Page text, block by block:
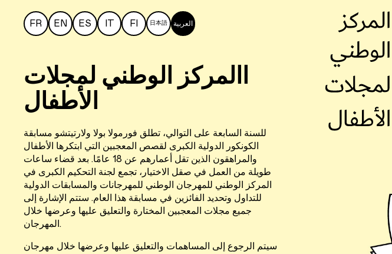
FR EN ES IT FI 日本語 العربية
االمركز الوطني لمجلات
الأطفال
للسنة السابعة على التوالي، تطلق فورمولا بولا ولارتيتشو مسابقة
الكونكور الدولية الكبرى لقصص المعجبين التي ابتكرها الأطفال
والمراهقون الذين تقل أعمارهم عن 18 عامًا. بعد قضاء ساعات
طويلة من العمل في صقل الاختيار، تجمع لجنة التحكيم الكبرى في
المركز الوطني للمهرجان الوطني للمهرجانات والمسابقات الدولية
للتداول وتحديد الفائزين في مسابقة هذا العام. ستتم الإشارة إلى
جميع مجلات المعجبين المختارة والتعليق عليها وعرضها خلال
المهرجان.
سيتم الرجوع إلى المساهمات والتعليق عليها وعرضها خلال مهرجان